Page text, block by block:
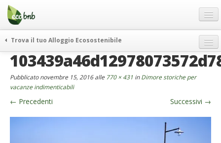
Menu
Salta
contenuto
Offerte Speciali
Regali
FAQ
Chi Siamo
Trova il tuo Alloggio Ecosostenibile
weekend green
curiosità
vivere e viaggiare verde
news ed eventi
Pubblicatonovembre 15, 2016alle 770 × 431 inDimore storiche per
vacanze indimenticabili
← Precedenti Successivi →